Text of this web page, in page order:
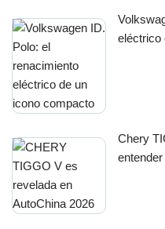
eléctrico
Chery